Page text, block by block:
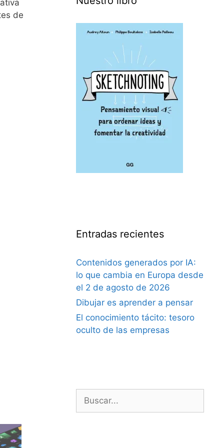
de
Entradas recientes
Contenidos generados por IA:
lo que cambia en Europa desde
el 2 de agosto de 2026
Dibujar es aprender a pensar
El conocimiento tácito: tesoro
oculto de las empresas